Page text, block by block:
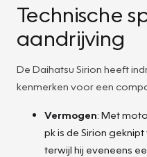
Technische
aandrijving
De Daihatsu Sirion heeft
kenmerken voor een
Vermogen: Met
pk is de Sirion
terwijl hij eveneens